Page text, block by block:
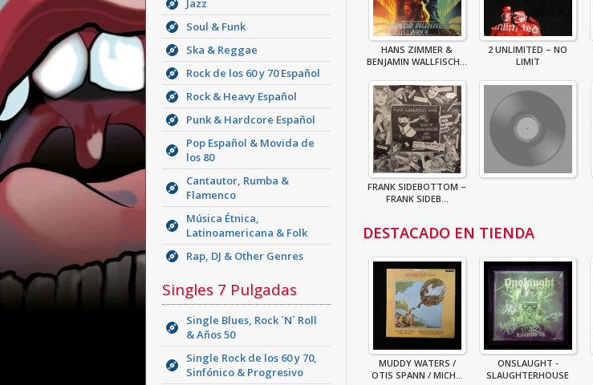
Jazz
Soul & Funk
Ska & Reggae
Rock de los 60 y 70 Español
Rock & Heavy Español
Punk & Hardcore Español
Pop Español & Movida de
los 80
Cantautor, Rumba &
Flamenco
Música Étnica,
Latinoamericana & Folk
Rap, DJ & Other Genres
Singles 7 Pulgadas
Single Blues, Rock ´N´ Roll
& Años 50
Single Rock de los 60 y 70,
Sinfónico & Progresivo
HANS ZIMMER &
BENJAMIN WALLFISCH...
2 UNLIMITED – NO
LIMIT
FRANK SIDEBOTTOM –
FRANK SIDEB...
DESTACADO EN TIENDA
MUDDY WATERS /
OTIS SPANN / MICH...
ONSLAUGHT -
SLAUGHTERHOUSE